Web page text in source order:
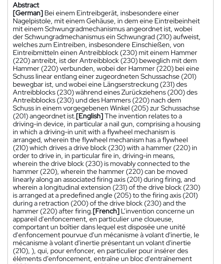
Abstract
[German] Bei einem Eintreibgerät, insbesondere einer
Nagelpistole, mit einem Gehäuse, in dem eine Eintreibeinheit
mit einem Schwungradmechanismus angeordnet ist, wobei
der Schwungradmechanismus ein Schwungrad (210) aufweist,
welches zum Eintreiben, insbesondere Einschießen, von
Eintreibmitteln einen Antreibblock (230) mit einem Hammer
(220) antreibt, ist der Antreibblock (230) beweglich mit dem
Hammer (220) verbunden, wobei der Hammer (220) bei eine
Schuss linear entlang einer zugeordneten Schussachse (201)
bewegbar ist, und wobei eine Längserstreckung (231) des
Antreibblocks (230) während eines Zurückziehens (200) des
Antreibblocks (230) und des Hammers (220) nach dem
Schuss in einem vorgegebenen Winkel (205) zur Schussachse
(201) angeordnet ist.[English]The invention relates to a
driving-in device, in particular a nail gun, comprising a housing
in which a driving-in unit with a flywheel mechanism is
arranged, wherein the flywheel mechanism has a flywheel
(210) which drives a drive block (230) with a hammer (220) in
order to drive in, in particular fire in, driving-in means,
wherein the drive block (230) is movably connected to the
hammer (220), wherein the hammer (220) can be moved
linearly along an associated firing axis (201) during firing, and
wherein a longitudinal extension (231) of the drive block (230)
is arranged at a predefined angle (205) to the firing axis (201)
during a retraction (200) of the drive block (230) and the
hammer (220) after firing.[French] L’invention concerne un
appareil d'enfoncement, en particulier une cloueuse,
comportant un boîtier dans lequel est disposée une unité
d'enfoncement pourvue d'un mécanisme à volant d'inertie, le
mécanisme à volant d'inertie présentant un volant d'inertie
(210), ), qui, pour enfoncer, en particulier pour insérer des
éléments d’enfoncement, entraîne un bloc d'entraînement